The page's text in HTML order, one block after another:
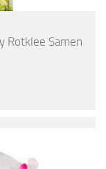
Rotklee Samen